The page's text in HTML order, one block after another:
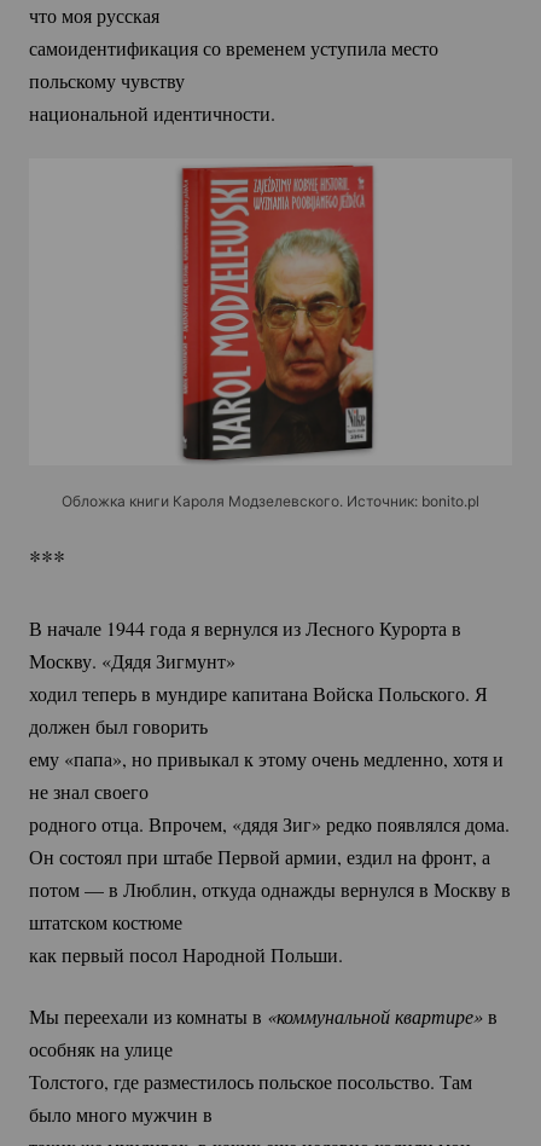
что моя русская
самоидентификация со временем уступила место
польскому чувству
национальной идентичности.
Обложка книги Кароля Модзелевского. Источник: bonito.pl
***
В начале 1944 года я вернулся из Лесного Курорта в
Москву. «Дядя Зигмунт»
ходил теперь в мундире капитана Войска Польского. Я
должен был говорить
ему «папа», но привыкал к этому очень медленно, хотя и
не знал своего
родного отца. Впрочем, «дядя Зиг» редко появлялся дома.
Он состоял при штабе Первой армии, ездил на фронт, а
потом — в Люблин, откуда однажды вернулся в Москву в
штатском костюме
как первый посол Народной Польши.
Мы переехали из комнаты в «коммунальной квартире»в
особняк на улице
Толстого, где разместилось польское посольство. Там
было много мужчин в